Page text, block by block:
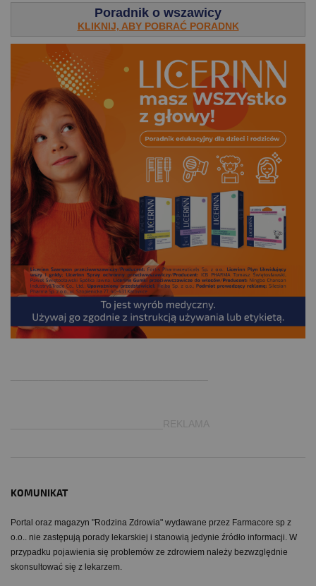
Poradnik o wszawicy
KLIKNIJ, ABY POBRAĆ PORADNK
___________________________REKLAMA
KOMUNIKAT
Portal oraz magazyn "Rodzina Zdrowia" wydawane przez Farmacore sp z
o.o.. nie zastępują porady lekarskiej i stanowią jedynie źródło informacji. W
przypadku pojawienia się problemów ze zdrowiem należy bezwzględnie
skonsultować się z lekarzem.